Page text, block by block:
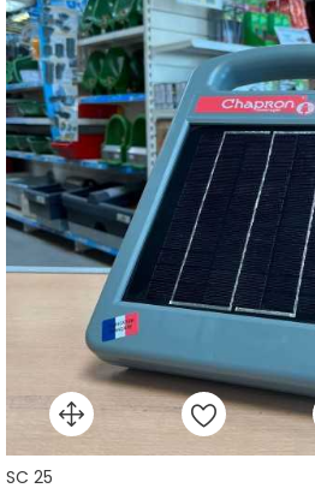
SC 25